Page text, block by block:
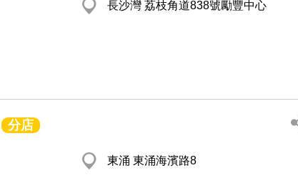
長沙灣 荔枝角道838號勵豐中心
分店
東涌 東涌海濱路8